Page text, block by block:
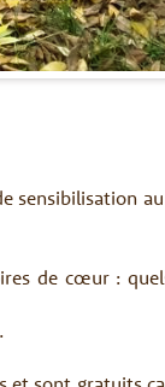
sensibilisation
de cœur :